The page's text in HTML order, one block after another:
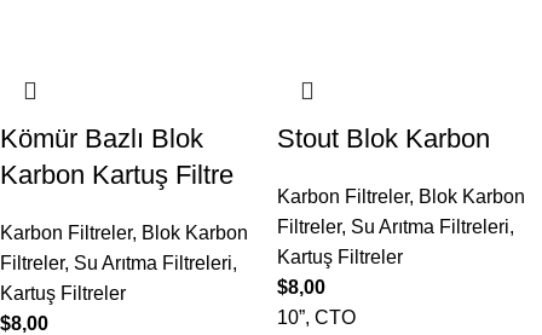
Kömür Bazlı Blok
Karbon Kartuş Filtre
Karbon Filtreler, Blok Karbon
Filtreler, Su Arıtma Filtreleri,
Kartuş Filtreler
$8,00
Stout Blok Karbon
Karbon Filtreler, Blok Karbon
Filtreler, Su Arıtma Filtreleri,
Kartuş Filtreler
$8,00
10”, CTO